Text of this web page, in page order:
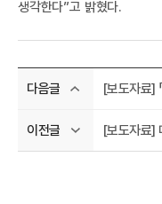
연
생각한다”고 밝혔다. ​
다음글 [보도자료]
이전글